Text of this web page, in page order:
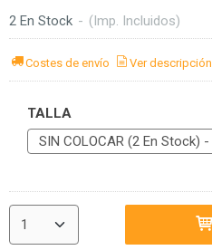
2 En Stock - (Imp. Incluidos)
Costes de envío Ver descripción
TALLA